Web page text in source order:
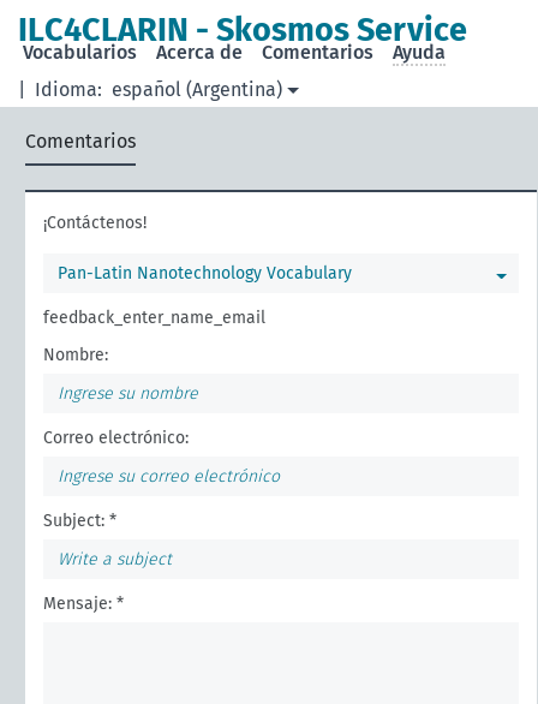
ILC4CLARIN - Skosmos Service
Idioma: español (Argentina)
Vocabularios Acerca de Comentarios Ayuda
Comentarios
¡Contáctenos!
Pan-Latin Nanotechnology Vocabulary
feedback_enter_name_email
Nombre:
Correo electrónico:
Subject: *
Mensaje: *